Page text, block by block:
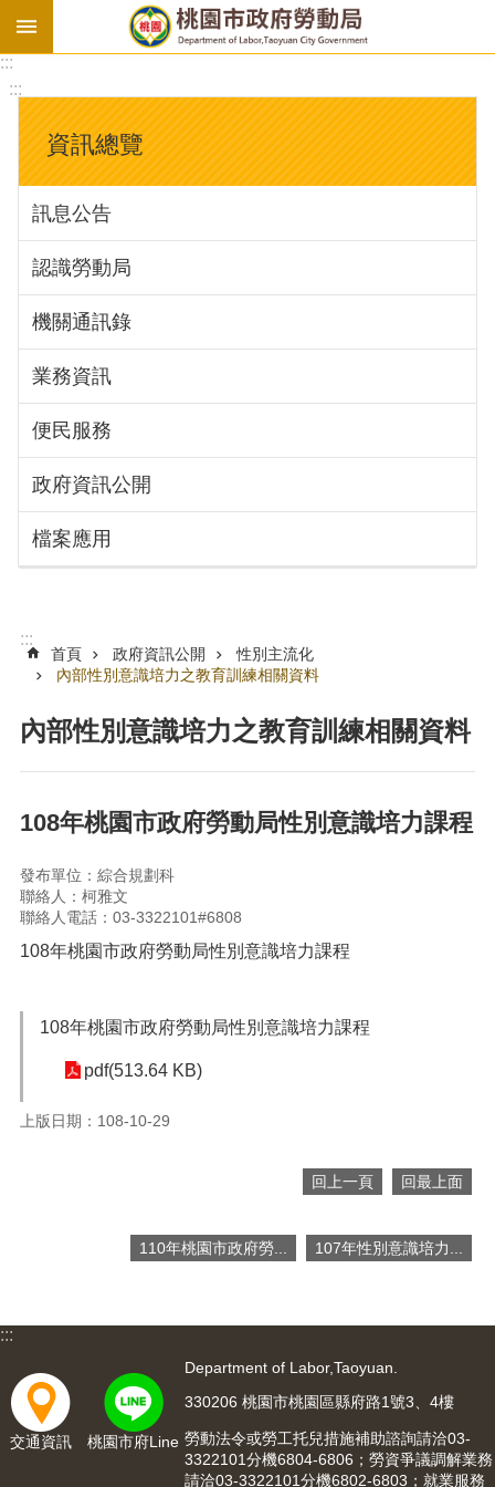
基
法
勞
資
會
庇
護
工
場
進
訊
息
公
識
局
通
訊
業
務
資
便
政
應
回
首
頁
:::
:::
資訊總覽
訊息公告
認識勞動局
機關通訊錄
業務資訊
便民服務
政府資訊公開
檔案應用
:::
首頁 政府資訊公開
性別主流化
內部性別意識培力之教育訓練相關資料
內部性別意識培力之教育訓練相關資料
108年桃園市政府勞動局性別意識培力課程
發布單位：綜合規劃科
聯絡人：柯雅文
聯絡人電話：03-3322101#6808
108年桃園市政府勞動局性別意識培力課程
108年桃園市政府勞動局性別意識培力課程
pdf(513.64 KB)
上版日期：108-10-29
回上一頁 回最上面
110年桃園市政府勞... 107年性別意識培力...
:::
交通資訊 桃園市府Line
Department of Labor,Taoyuan.
330206 桃園市桃園區縣府路1號3、4樓
勞動法令或勞工托兒措施補助諮詢請洽03-
3322101分機6804-6806；勞資爭議調解業務
請洽03-3322101分機6802-6803；就業服務